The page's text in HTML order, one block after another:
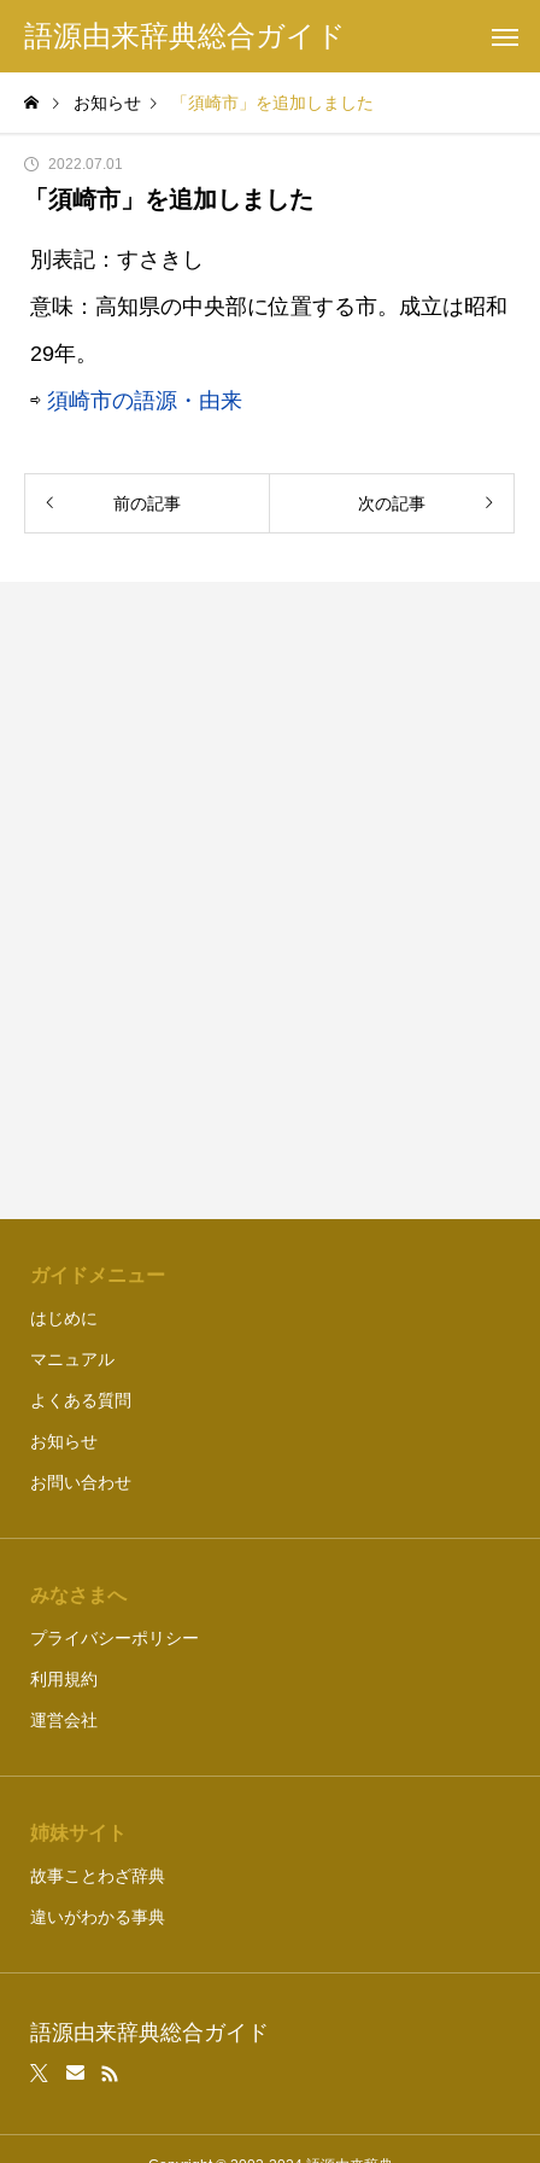
語源由来辞典総合ガイド
お知らせ 「須崎市」を追加しました
2022.07.01
「須崎市」を追加しました
別表記：すさきし
意味：高知県の中央部に位置する市。成立は昭和
29年。
⇨ 須崎市の語源・由来
前の記事 次の記事
ガイドメニュー
はじめに
マニュアル
よくある質問
お知らせ
お問い合わせ
みなさまへ
プライバシーポリシー
利用規約
運営会社
姉妹サイト
故事ことわざ辞典
違いがわかる事典
語源由来辞典総合ガイド